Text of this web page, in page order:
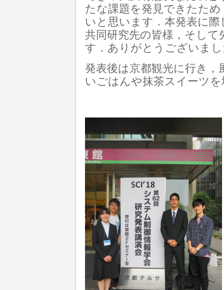
たな課題を発見できたた
いと思います．本発表に
共同研究先の皆様，そし
す．ありがとうございま
発表後は京都観光に行き
いごはんや抹茶スイーツ